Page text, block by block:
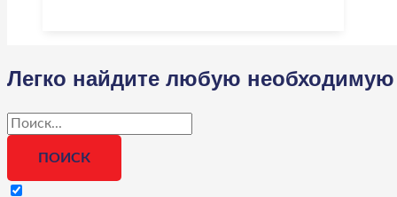
Легко найдите любую необходимую